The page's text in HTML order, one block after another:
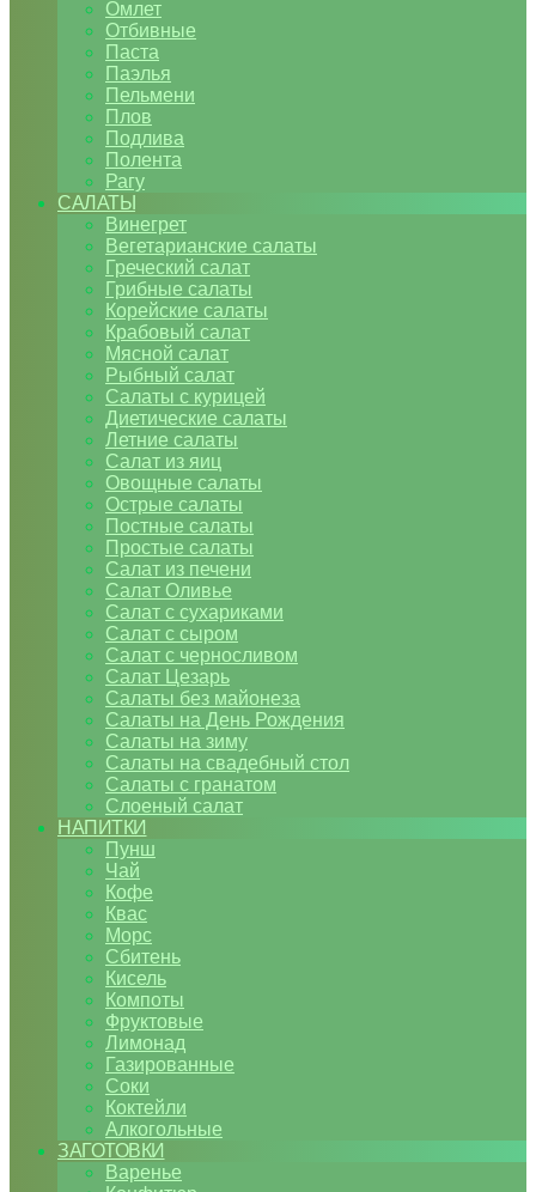
Омлет
Отбивные
Паста
Паэлья
Пельмени
Плов
Подлива
Полента
Рагу
САЛАТЫ
Винегрет
Вегетарианские салаты
Греческий салат
Грибные салаты
Корейские салаты
Крабовый салат
Мясной салат
Рыбный салат
Салаты с курицей
Диетические салаты
Летние салаты
Салат из яиц
Овощные салаты
Острые салаты
Постные салаты
Простые салаты
Салат из печени
Салат Оливье
Салат с сухариками
Салат с сыром
Салат с черносливом
Салат Цезарь
Салаты без майонеза
Салаты на День Рождения
Салаты на зиму
Салаты на свадебный стол
Салаты с гранатом
Слоеный салат
НАПИТКИ
Пунш
Чай
Кофе
Квас
Морс
Сбитень
Кисель
Компоты
Фруктовые
Лимонад
Газированные
Соки
Коктейли
Алкогольные
ЗАГОТОВКИ
Варенье